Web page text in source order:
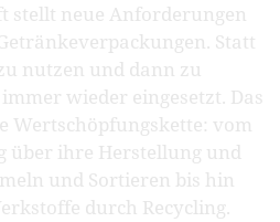
stellt neue Anforderungen
Statt
nutzen und dann zu
wieder eingesetzt. Das
Wertschöpfungskette: vom
über ihre Herstellung und
und Sortieren bis hin
durch Recycling.